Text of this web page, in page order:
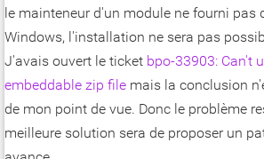
le mainteneur d'un module ne fourni pas
Windows, l'installation ne sera pas
J'avais ouvert le ticket bpo-33903: Can't
embeddable zip file mais la conclusion
de mon point de vue. Donc le problème
meilleure solution sera de proposer un